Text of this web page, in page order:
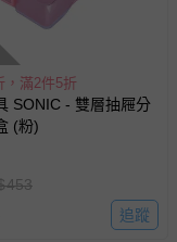
提供即為完成之線
例如線上課程、遊
物、泳裝、襪子、地
巾、包屁衣、學習
乳器、哺乳衣、托腹
，滿2件5折
SONIC - 雙層抽屜分
(粉)
453
追蹤